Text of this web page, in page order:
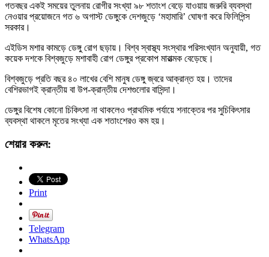
গতবছর একই সময়ের তুলনায় রোগীর সংখ্যা ৯৮ শতাংশ বেড়ে যাওয়ায় জরুরি ব্যবস্থা
নেওয়ার প্রয়োজনে গত ৬ অগাস্ট ডেঙ্গুকে দেশজুড়ে ‘মহামারি’ ঘোষণা করে ফিলিপিন্স
সরকার।
এইডিস মশার কামড়ে ডেঙ্গু রোগ ছড়ায়। বিশ্ব স্বাস্থ্য সংস্থার পরিসংখ্যান অনুযায়ী, গত
কয়েক দশকে বিশ্বজুড়ে মশাবাহী রোগ ডেঙ্গুর প্রকোপ মারাত্মক বেড়েছে।
বিশ্বজুড়ে প্রতি বছর ৪০ লাখের বেশি মানুষ ডেঙ্গু জ্বরে আক্রান্ত হয়। তাদের
বেশিরভাগই ক্রান্তীয় বা উপ-ক্রান্তীয় দেশগুলোর বাসিন্দা।
ডেঙ্গুর বিশেষ কোনো চিকিৎসা না থাকলেও প্রাথমিক পর্যায়ে শনাক্তের পর সুচিকিৎসার
ব্যবস্থা থাকলে মৃতের সংখ্যা এক শতাংশেরও কম হয়।
শেয়ার করুন:
Print
Telegram
WhatsApp